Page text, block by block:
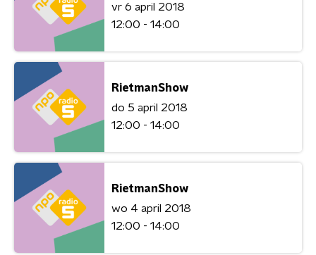
vr 6 april 2018
12:00 - 14:00
RietmanShow
do 5 april 2018
12:00 - 14:00
RietmanShow
wo 4 april 2018
12:00 - 14:00